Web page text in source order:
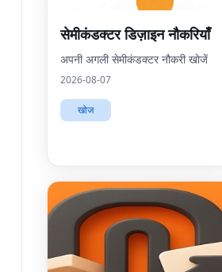
सेमीकंडक्टर डिज़ाइन नौकरियाँ
अपनी अगली सेमीकंडक्टर नौकरी खोजें
2026-08-07
खोज